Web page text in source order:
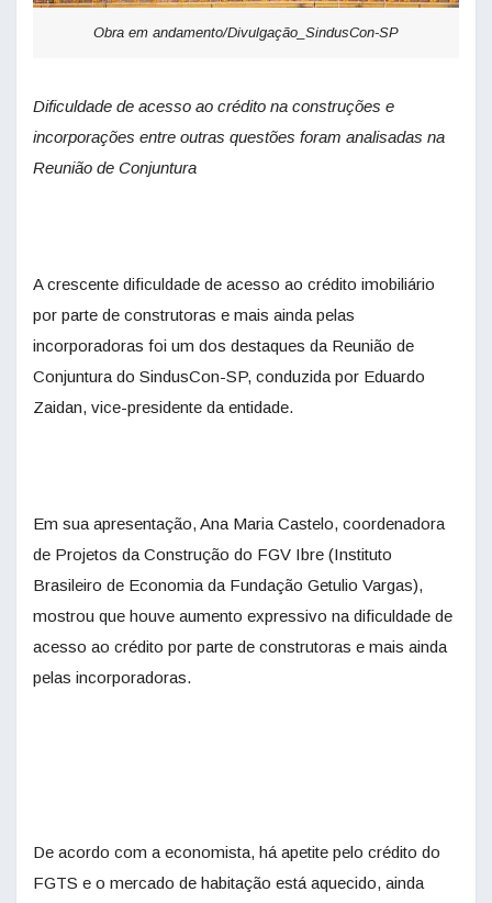
Obra em andamento/Divulgação_SindusCon-SP
Dificuldade de acesso ao crédito na construções e
incorporações entre outras questões foram analisadas na
Reunião de Conjuntura
A crescente dificuldade de acesso ao crédito imobiliário
por parte de construtoras e mais ainda pelas
incorporadoras foi um dos destaques da Reunião de
Conjuntura do SindusCon-SP, conduzida por Eduardo
Zaidan, vice-presidente da entidade.
Em sua apresentação, Ana Maria Castelo, coordenadora
de Projetos da Construção do FGV Ibre (Instituto
Brasileiro de Economia da Fundação Getulio Vargas),
mostrou que houve aumento expressivo na dificuldade de
acesso ao crédito por parte de construtoras e mais ainda
pelas incorporadoras.
De acordo com a economista, há apetite pelo crédito do
FGTS e o mercado de habitação está aquecido, ainda